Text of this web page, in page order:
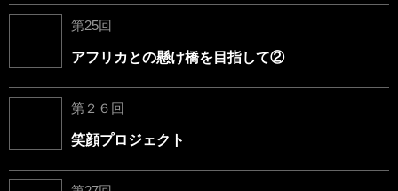
第25回
アフリカとの懸け橋を目指して②
第２６回
笑顔プロジェクト